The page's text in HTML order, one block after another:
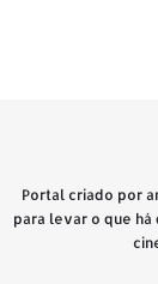
Portal criado por
para levar o que há